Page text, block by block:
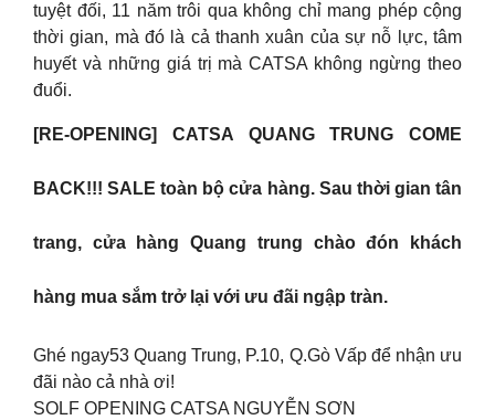
tuyệt đối, 11 năm trôi qua không chỉ mang phép cộng
thời gian, mà đó là cả thanh xuân của sự nỗ lực, tâm
huyết và những giá trị mà CATSA không ngừng theo
đuổi.
[RE-OPENING] CATSA QUANG TRUNG COME
BACK!!! SALE toàn bộ cửa hàng. Sau thời gian tân
trang, cửa hàng Quang trung chào đón khách
hàng mua sắm trở lại với ưu đãi ngập tràn.
Ghé ngay53 Quang Trung, P.10, Q.Gò Vấp để nhận ưu
đãi nào cả nhà ơi!
SOLF OPENING CATSA NGUYỄN SƠN